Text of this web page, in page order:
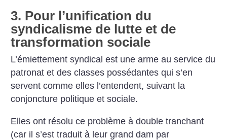
3. Pour l’unification du
syndicalisme de lutte et de
transformation sociale
L’émiettement syndical est une arme au service du
patronat et des classes possédantes qui s’en
servent comme elles l’entendent, suivant la
conjoncture politique et sociale.
Elles ont résolu ce problème à double tranchant
(car il s’est traduit à leur grand dam par